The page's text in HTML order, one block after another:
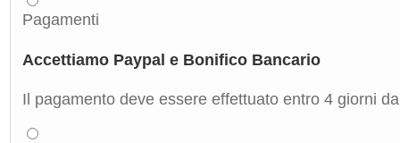
Pagamenti
Accettiamo Paypal e Bonifico Bancario
Il pagamento deve essere effettuato entro 4 giorni